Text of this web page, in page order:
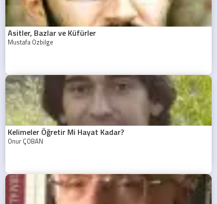
Asitler, Bazlar ve Küfürler
Mustafa Özbilge
Kelimeler Öğretir Mi Hayat Kadar?
Onur ÇOBAN